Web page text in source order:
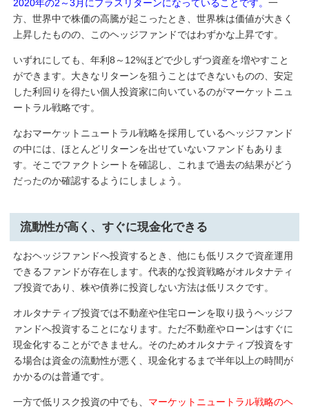
2020年の2～3月にプラスリターンになっていることです。 一
方、世界中で株価の高騰が起こったとき、世界株は価値が大きく
上昇したものの、このヘッジファンドではわずかな上昇です。
いずれにしても、年利8～12%ほどで少しずつ資産を増やすこと
ができます。大きなリターンを狙うことはできないものの、安定
した利回りを得たい個人投資家に向いているのがマーケットニュ
ートラル戦略です。
なおマーケットニュートラル戦略を採用しているヘッジファンド
の中には、ほとんどリターンを出せていないファンドもありま
す。そこでファクトシートを確認し、これまで過去の結果がどう
だったのか確認するようにしましょう。
流動性が高く、すぐに現金化できる
なおヘッジファンドへ投資するとき、他にも低リスクで資産運用
できるファンドが存在します。代表的な投資戦略がオルタナティ
ブ投資であり、株や債券に投資しない方法は低リスクです。
オルタナティブ投資では不動産や住宅ローンを取り扱うヘッジフ
ァンドへ投資することになります。ただ不動産やローンはすぐに
現金化することができません。そのためオルタナティブ投資をす
る場合は資金の流動性が悪く、現金化するまで半年以上の時間が
かかるのは普通です。
一方で低リスク投資の中でも、 マーケットニュートラル戦略のヘ